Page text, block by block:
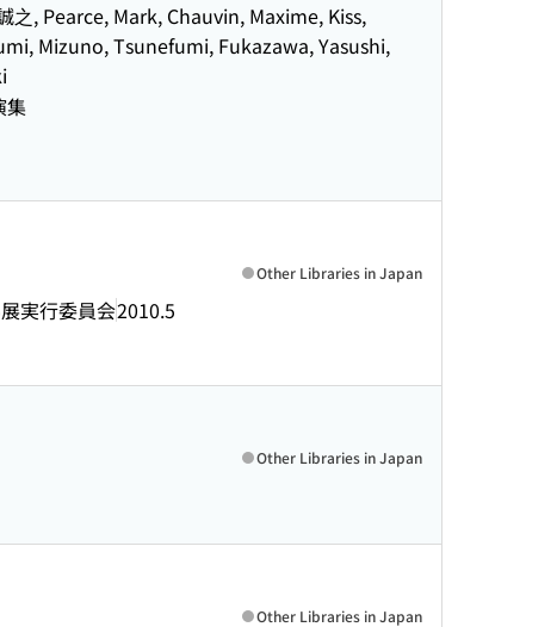
之, Pearce, Mark, Chauvin, Maxime, Kiss,
Mizuno, Tsunefumi, Fukazawa, Yasushi,
集
実行委員会2010.5
Other Libraries in Japan
Other Libraries in Japan
Other Libraries in Japan